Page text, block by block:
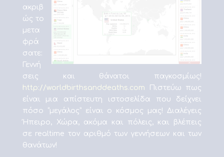
ακριβ
ώς το
μετα
φρά
σατε:
Γεννή
σεις και θάνατοι παγκοσμίως!
http://worldbirthsanddeaths.com Πιστεύω πως
είναι μια απίστευτη ιστοσελίδα που δείχνει
πόσο “μεγάλος” είναι ο κόσμος μας! Διαλέγεις
Ήπειρο, Χώρα, ακόμα και πόλεις, και βλέπεις
σε realtime τον αριθμό των γεννήσεων και των
θανάτων!